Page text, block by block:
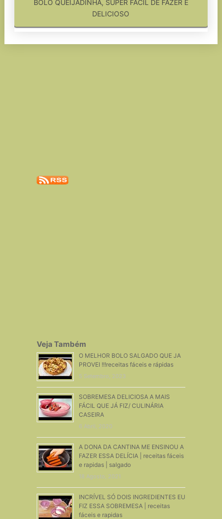
BOLO QUEIJADINHA, SUPER FÁCIL DE FAZER E
DELICIOSO
Veja Também
O MELHOR BOLO SALGADO QUE JA
PROVEI !!!receitas fáceis e rápidas
5 Setembro, 2023
SOBREMESA DELICIOSA A MAIS
FÁCIL QUE JÁ FIZ/ CULINÁRIA
CASEIRA
6 Abril, 2020
A DONA DA CANTINA ME ENSINOU A
FAZER ESSA DELÍCIA | receitas fáceis
e rapidas | salgado
18 Agosto, 2021
INCRÍVEL SÓ DOIS INGREDIENTES EU
FIZ ESSA SOBREMESA | receitas
fáceis e rapidas